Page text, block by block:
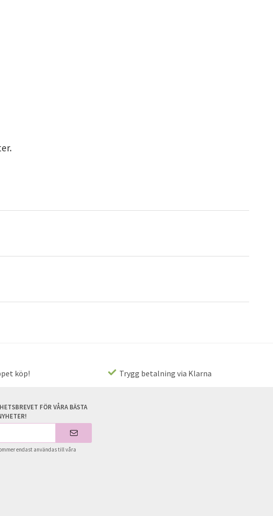
köp! Trygg betalning via Klarna
FÖR VÅRA BÄSTA
endast användas till våra